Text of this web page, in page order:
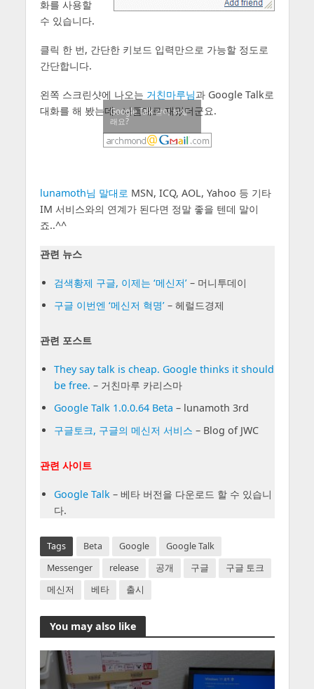
화를 사용할
수 있습니다.
클릭 한 번, 간단한 키보드 입력만으로 가능할 정도로
간단합니다.
왼쪽 스크린샷에 나오는 거친마루님과 Google Talk로
대화를 해 봤는데.. 나름대로 재밌더군요.
Google Talk 같이 하실
래요?
lunamoth님 말대로 MSN, ICQ, AOL, Yahoo 등 기타
IM 서비스와의 연계가 된다면 정말 좋을 텐데 말이
죠..^^
관련 뉴스
검색황제 구글, 이제는 ‘메신저’– 머니투데이
구글 이번엔 ‘메신저 혁명’– 헤럴드경제
관련 포스트
They say talk is cheap. Google thinks it should
be free. – 거친마루 카리스마
Google Talk 1.0.0.64 Beta – lunamoth 3rd
구글토크, 구글의 메신저 서비스 – Blog of JWC
관련 사이트
Google Talk – 베타 버전을 다운로드 할 수 있습니
다.
Tags Beta Google
Google Talk
Messenger
release 공개 구글
구글 토크
메신저
베타 출시
You may also like